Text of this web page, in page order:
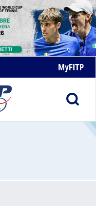
MyFITP